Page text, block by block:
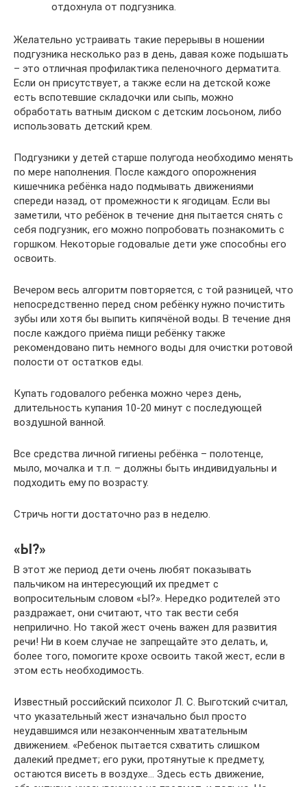
отдохнула от подгузника.
Желательно устраивать такие перерывы в ношении
подгузника несколько раз в день, давая коже подышать
– это отличная профилактика пеленочного дерматита.
Если он присутствует, а также если на детской коже
есть вспотевшие складочки или сыпь, можно
обработать ватным диском с детским лосьоном, либо
использовать детский крем.
Подгузники у детей старше полугода необходимо менять
по мере наполнения. После каждого опорожнения
кишечника ребёнка надо подмывать движениями
спереди назад, от промежности к ягодицам. Если вы
заметили, что ребёнок в течение дня пытается снять с
себя подгузник, его можно попробовать познакомить с
горшком. Некоторые годовалые дети уже способны его
освоить.
Вечером весь алгоритм повторяется, с той разницей, что
непосредственно перед сном ребёнку нужно почистить
зубы или хотя бы выпить кипячёной воды. В течение дня
после каждого приёма пищи ребёнку также
рекомендовано пить немного воды для очистки ротовой
полости от остатков еды.
Купать годовалого ребенка можно через день,
длительность купания 10-20 минут с последующей
воздушной ванной.
Все средства личной гигиены ребёнка – полотенце,
мыло, мочалка и т.п. – должны быть индивидуальны и
подходить ему по возрасту.
Стричь ногти достаточно раз в неделю.
«Ы?»
В этот же период дети очень любят показывать
пальчиком на интересующий их предмет с
вопросительным словом «Ы?». Нередко родителей это
раздражает, они считают, что так вести себя
неприлично. Но такой жест очень важен для развития
речи! Ни в коем случае не запрещайте это делать, и,
более того, помогите крохе освоить такой жест, если в
этом есть необходимость.
Известный российский психолог Л. С. Выготский считал,
что указательный жест изначально был просто
неудавшимся или незаконченным хватательным
движением. «Ребенок пытается схватить слишком
далекий предмет; его руки, протянутые к предмету,
остаются висеть в воздухе… Здесь есть движение,